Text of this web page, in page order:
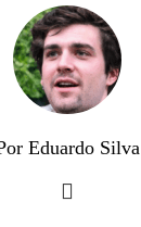
Eduardo Silva